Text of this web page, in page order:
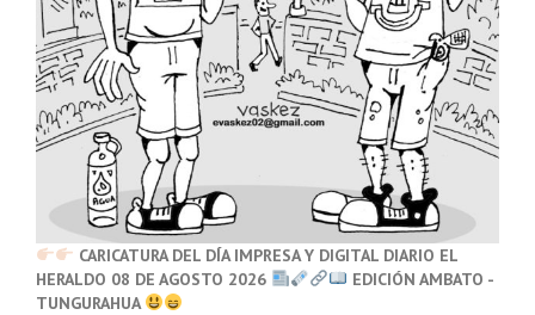
CARICATURA DEL DÍA IMPRESA Y DIGITAL DIARIO EL
HERALDO 08 DE AGOSTO 2026
EDICIÓN AMBATO -
TUNGURAHUA